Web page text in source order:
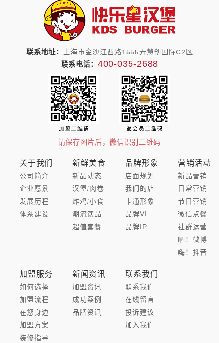
联系地址：
上海市金沙江西路1555弄慧创国际C2区
联系电话： 400-035-2688
请保存图片后，微信识别二维码
关于我们
公司简介
企业愿景
发展历程
体系建设
新鲜美食
新品动态
汉堡/肉卷
炸鸡/小食
潮流饮品
超值套餐
品牌形象
店面规划
我们的店
卡通形象
品牌VI
品牌IP
营销活动
新品营销
日常营销
节日营销
微信点餐
社群运营
晒！微博
嗨！抖音
加盟服务
如何选择
加盟流程
在您身边
加盟方案
装修指导
新闻资讯
加盟资讯
成功案例
品牌资讯
联系我们
联系我们
在线留言
投诉建议
加入我们